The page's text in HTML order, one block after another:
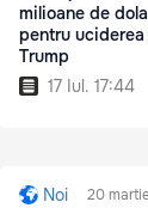
milioane de
pentru uciderea
Trump
17 Iul. 17:44
Noi 20